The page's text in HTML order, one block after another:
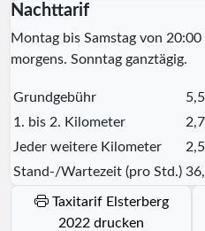
Nachttarif
Montag bis Samstag von
morgens. Sonntag ganztägig.
Grundgebühr
1. bis 2. Kilometer
Jeder weitere Kilometer
Stand-/Wartezeit (pro Std.)
Taxitarif Elsterberg
2022 drucken